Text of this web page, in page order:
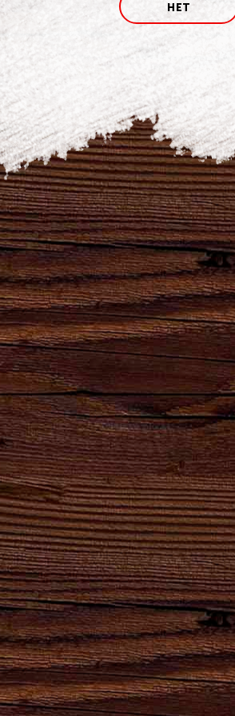
НЕТ
продукцию АО «Брянскпиво»
прямо с завода, квас,
нашу сувенирную продукцию
футболки, USB флеш-
другое, а также наш главный
мощный Power Bank, чтобы вы
оставались на связи и могли
обновлениями
в группе и на сайте
5000 подписчиков! Более
Будь с «Брянскпиво» и
ПОДЕЛИТЬСЯ
Наши
Натуральный
продукт
естественного
брожения.
Партнеры,
реализующие
продукцию
АО
"Брянскпиво"
качества
хлеба
кваса.